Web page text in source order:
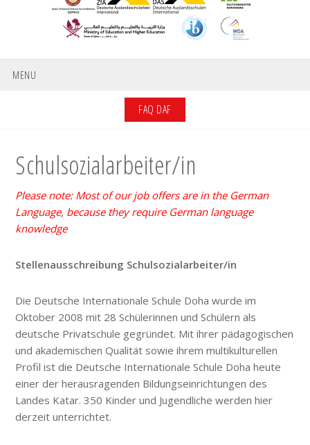
MENU
FAQ DAF
Schulsozialarbeiter/in
Please note: Most of our job offers are in the German
Language, because they require German language
knowledge
Stellenausschreibung Schulsozialarbeiter/in
Die Deutsche Internationale Schule Doha wurde im
Oktober 2008 mit 28 Schülerinnen und Schülern als
deutsche Privatschule gegründet. Mit ihrer pädagogischen
und akademischen Qualität sowie ihrem multikulturellen
Profil ist die Deutsche Internationale Schule Doha heute
einer der herausragenden Bildungseinrichtungen des
Landes Katar. 350 Kinder und Jugendliche werden hier
derzeit unterrichtet.